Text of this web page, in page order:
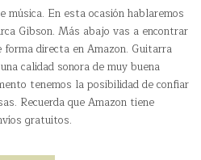
música. En esta ocasión hablaremos
Gibson. Más abajo vas a encontrar
directa en Amazon. Guitarra
calidad sonora de muy buena
tenemos la posibilidad de confiar
Recuerda que Amazon tiene
gratuitos.